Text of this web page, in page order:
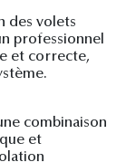
des volets
professionnel
et correcte,
combinaison
et